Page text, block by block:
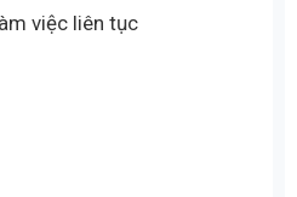
việc liên tục